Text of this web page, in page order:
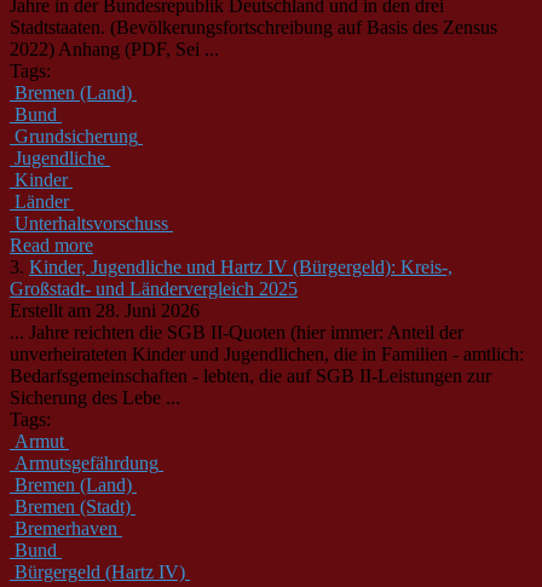
Jahre in der Bundesrepublik Deutschland und in den drei
Stadtstaaten. (Bevölkerungsfortschreibung auf Basis des Zensus
2022) Anhang (PDF, Sei ...
Tags:
Bremen (Land)
Bund
Grundsicherung
Jugendliche
Kinder
Länder
Unterhaltsvorschuss
Read more
3. Kinder, Jugendliche und Hartz IV (Bürgergeld): Kreis-,
Großstadt- und Ländervergleich 2025
Erstellt am 28. Juni 2026
... Jahre reichten die SGB II-Quoten (hier immer: Anteil der
unverheirateten Kinder und Jugendlichen, die in Familien - amtlich:
Bedarfsgemeinschaften - lebten, die auf SGB II-Leistungen zur
Sicherung des Lebe ...
Tags:
Armut
Armutsgefährdung
Bremen (Land)
Bremen (Stadt)
Bremerhaven
Bund
Bürgergeld (Hartz IV)